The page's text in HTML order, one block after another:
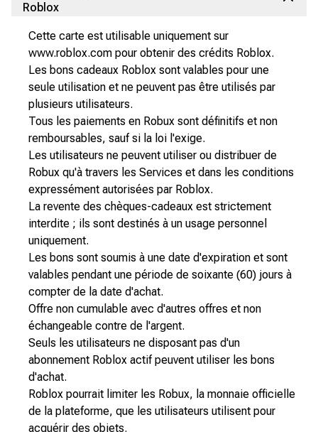
Roblox
Cette carte est utilisable uniquement sur
www.roblox.com pour obtenir des crédits Roblox.
Les bons cadeaux Roblox sont valables pour une
seule utilisation et ne peuvent pas être utilisés par
plusieurs utilisateurs.
Tous les paiements en Robux sont définitifs et non
remboursables, sauf si la loi l'exige.
Les utilisateurs ne peuvent utiliser ou distribuer de
Robux qu'à travers les Services et dans les conditions
expressément autorisées par Roblox.
La revente des chèques-cadeaux est strictement
interdite ; ils sont destinés à un usage personnel
uniquement.
Les bons sont soumis à une date d'expiration et sont
valables pendant une période de soixante (60) jours à
compter de la date d'achat.
Offre non cumulable avec d'autres offres et non
échangeable contre de l'argent.
Seuls les utilisateurs ne disposant pas d'un
abonnement Roblox actif peuvent utiliser les bons
d'achat.
Roblox pourrait limiter les Robux, la monnaie officielle
de la plateforme, que les utilisateurs utilisent pour
acquérir des objets.